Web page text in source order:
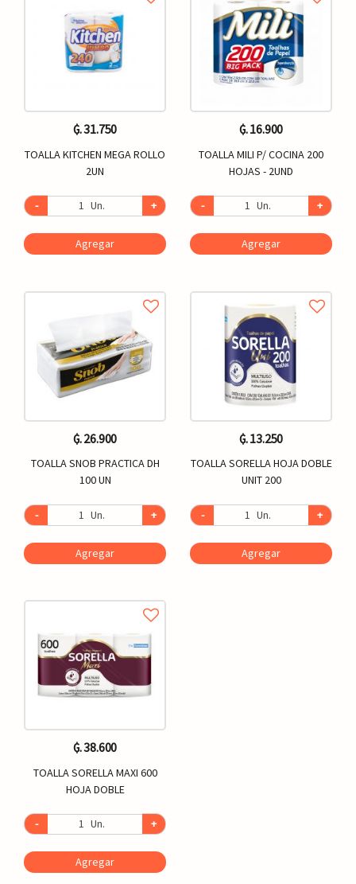
₲. 31.750
TOALLA KITCHEN MEGA ROLLO
2UN
- Un. +
Agregar
₲. 16.900
TOALLA MILI P/ COCINA 200
HOJAS - 2UND
- Un. +
Agregar
₲. 26.900
TOALLA SNOB PRACTICA DH
100 UN
- Un. +
Agregar
₲. 13.250
TOALLA SORELLA HOJA DOBLE
UNIT 200
- Un. +
Agregar
₲. 38.600
TOALLA SORELLA MAXI 600
HOJA DOBLE
- Un. +
Agregar